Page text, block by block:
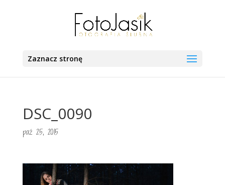
Zaznacz stronę
DSC_0090
paź 25, 2015